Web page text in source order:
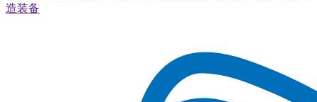
造装备